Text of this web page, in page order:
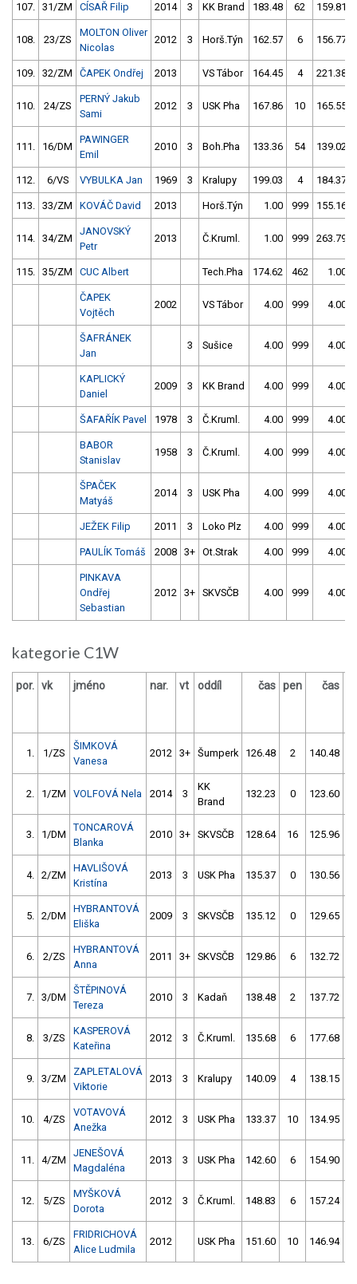
107. 31/ZM CÍSAŘ Filip 2014 3 KK Brand 183.48 62 159.81
108. 23/ZS
MOLTON Oliver
Nicolas
2012 3 Horš.Týn 162.57 6 156.77
109. 32/ZM ČAPEK Ondřej 2013 VS Tábor 164.45 4 221.38
110. 24/ZS
PERNÝ Jakub
Sami
2012 3 USK Pha 167.86 10 165.55
111. 16/DM
PAWINGER
Emil
2010 3 Boh.Pha 133.36 54 139.02
112. 6/VS VYBULKA Jan 1969 3 Kralupy 199.03 4 184.37
113. 33/ZM KOVÁČ David 2013 Horš.Týn 1.00 999 155.16
114. 34/ZM
JANOVSKÝ
Petr
2013 Č.Kruml. 1.00 999 263.79
115. 35/ZM CUC Albert Tech.Pha 174.62 462 1.00
ČAPEK
Vojtěch
2002 VS Tábor 4.00 999 4.00
ŠAFRÁNEK
Jan
3 Sušice 4.00 999 4.00
KAPLICKÝ
Daniel
2009 3 KK Brand 4.00 999 4.00
ŠAFAŘÍK Pavel 1978 3 Č.Kruml. 4.00 999 4.00
BABOR
Stanislav
1958 3 Č.Kruml. 4.00 999 4.00
ŠPAČEK
Matyáš
2014 3 USK Pha 4.00 999 4.00
JEŽEK Filip 2011 3 Loko Plz 4.00 999 4.00
PAULÍK Tomáš 2008 3+ Ot.Strak 4.00 999 4.00
PINKAVA
Ondřej
Sebastian
2012 3+ SKVSČB 4.00 999 4.00
kategorie C1W
por. vk jméno nar. vt oddíl čas pen čas
1. 1/ZS
ŠIMKOVÁ
Vanesa
2012 3+ Šumperk 126.48 2 140.48
2. 1/ZM VOLFOVÁ Nela 2014 3
KK
Brand
132.23 0 123.60
3. 1/DM
TONCAROVÁ
Blanka
2010 3+ SKVSČB 128.64 16 125.96
4. 2/ZM
HAVLIŠOVÁ
Kristína
2013 3 USK Pha 135.37 0 130.56
5. 2/DM
HYBRANTOVÁ
Eliška
2009 3 SKVSČB 135.12 0 129.65
6. 2/ZS
HYBRANTOVÁ
Anna
2011 3+ SKVSČB 129.86 6 132.72
7. 3/DM
ŠTĚPINOVÁ
Tereza
2010 3 Kadaň 138.48 2 137.72
8. 3/ZS
KASPEROVÁ
Kateřina
2012 3 Č.Kruml. 135.68 6 177.68
9. 3/ZM
ZAPLETALOVÁ
Viktorie
2013 3 Kralupy 140.09 4 138.15
10. 4/ZS
VOTAVOVÁ
Anežka
2012 3 USK Pha 133.37 10 134.95
11. 4/ZM
JENEŠOVÁ
Magdaléna
2013 3 USK Pha 142.60 6 154.90
12. 5/ZS
MYŠKOVÁ
Dorota
2012 3 Č.Kruml. 148.83 6 157.24
13. 6/ZS
FRIDRICHOVÁ
Alice Ludmila
2012 USK Pha 151.60 10 146.94